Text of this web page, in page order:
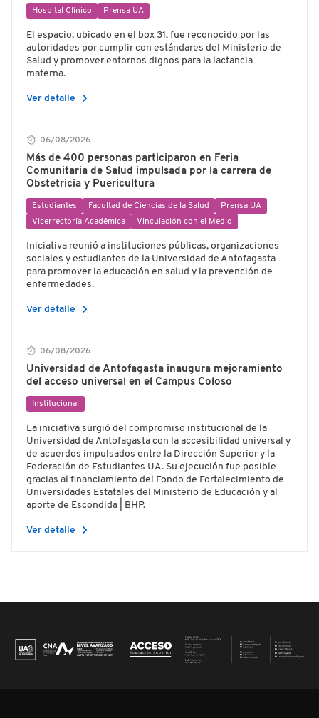
Hospital Clínico Prensa UA
El espacio, ubicado en el box 31, fue reconocido por las
autoridades por cumplir con estándares del Ministerio de
Salud y promover entornos dignos para la lactancia
materna.
Ver detalle chevron_right
06/08/2026
Más de 400 personas participaron en Feria
Comunitaria de Salud impulsada por la carrera de
Obstetricia y Puericultura
Estudiantes Facultad de Ciencias de la Salud
Prensa UA
Vicerrectoría Académica
Vinculación con el Medio
Iniciativa reunió a instituciones públicas, organizaciones
sociales y estudiantes de la Universidad de Antofagasta
para promover la educación en salud y la prevención de
enfermedades.
Ver detalle chevron_right
06/08/2026
Universidad de Antofagasta inaugura mejoramiento
del acceso universal en el Campus Coloso
Institucional
La iniciativa surgió del compromiso institucional de la
Universidad de Antofagasta con la accesibilidad universal y
de acuerdos impulsados entre la Dirección Superior y la
Federación de Estudiantes UA. Su ejecución fue posible
gracias al financiamiento del Fondo de Fortalecimiento de
Universidades Estatales del Ministerio de Educación y al
aporte de Escondida | BHP.
Ver detalle chevron_right